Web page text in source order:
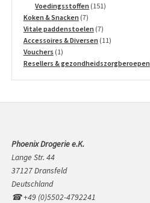
Voedingsstoffen 151151
Koken & Snacken 77
producten
Vitale paddenstoelen 77
producten
Accessoires & Diversen 1111
Vouchers 11
product
Resellers & gezondheidszorgberoepen
Phoenix Drogerie e.K.
Lange Str. 44
37127 Dransfeld
Deutschland
☎ +49 (0)5502-4792241